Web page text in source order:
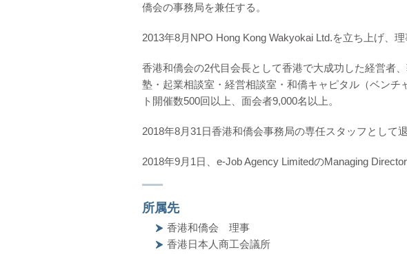
僑会の事務局を兼任する。
2013年8月NPO Hong Kong Wakyokai Ltd.を立ち上げ、理
香港和僑会の2代目会長として香港で大成功した経営者
塾・起業相談室・経営相談室・和僑キャピタル（ベン
ト開催数500回以上、面会者9,000名以上。
2018年8月31日香港和僑会事務局の専任スタッフとして退
2018年9月1日、e-Job Agency LimitedのManaging
所属先
香港和僑会 理事
香港日本人商工会議所